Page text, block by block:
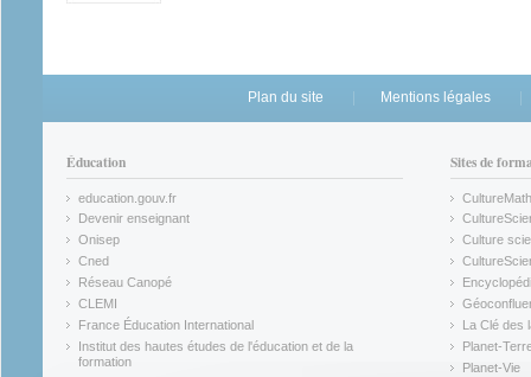
Plan du site Mentions légales
Éducation
education.gouv.fr
(link is external)
Devenir enseignant
(link is external)
Onisep
(link is external)
Cned
(link is external)
Réseau Canopé
(link is external)
CLEMI
(link is external)
France Éducation International
(link is external)
Institut des hautes études de l'éducation et de la
formation
Sites de
CultureMath
(link is
(link is
Culture
(link is
(link is
(link is
La Clé des
(link is
Planet-
(link is
Planet-Vie